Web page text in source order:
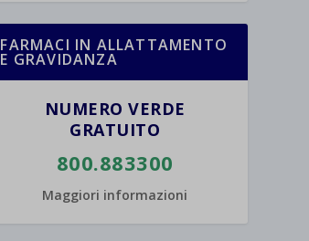
FARMACI IN ALLATTAMENTO
E GRAVIDANZA
NUMERO VERDE
GRATUITO
800.883300
Maggiori informazioni